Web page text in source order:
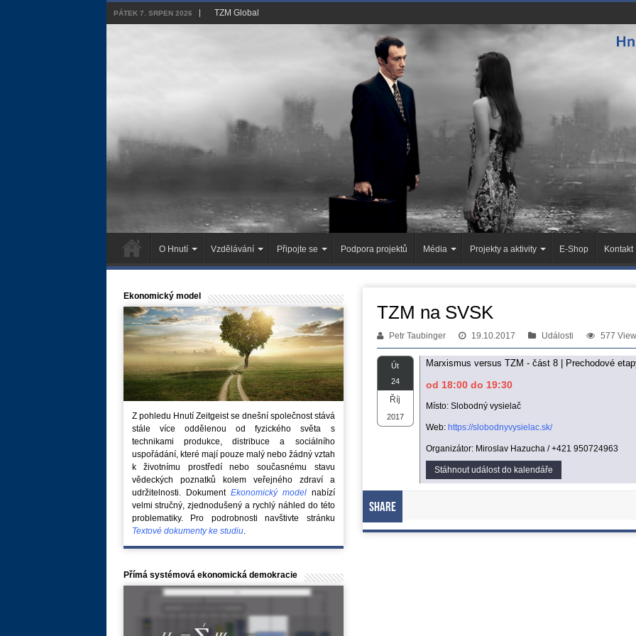
PÁTEK 7. SRPEN 2026 TZM Global
O Hnutí Vzdělávání Připojte se Podpora projektů Média Projekty a aktivity E-Shop Kontakt
TZM na SVSK
Petr Taubinger 19.10.2017 Události 577
Út
24
Říj
2017
Marxismus versus TZM - část 8 | Prechodové
od 18:00 do 19:30
Místo: Slobodný vysielač
Web: https://slobodnyvysielac.sk/
Organizátor: Miroslav Hazucha / +421 950724963
Stáhnout událost do kalendáře
Share
Ekonomický model
Z pohledu Hnutí Zeitgeist se dnešní společnost stává
stále více oddělenou od fyzického světa s
technikami produkce, distribuce a sociálního
uspořádání, které mají pouze malý nebo žádný vztah
k životnímu prostředí nebo současnému stavu
vědeckých poznatků kolem veřejného zdraví a
udržitelnosti. Dokument Ekonomický modelnabízí
velmi stručný, zjednodušený a rychlý náhled do této
problematiky. Pro podrobnosti navštivte stránku
Textové dokumenty ke studiu.
Přímá systémová ekonomická demokracie